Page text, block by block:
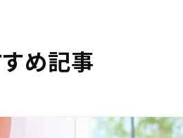
め記事